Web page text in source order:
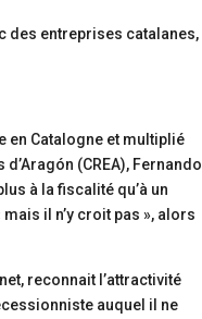
des entreprises catalanes,
en Catalogne et multiplié
(CREA), Fernando
à la fiscalité qu’à un
il n’y croit pas », alors
reconnait l’attractivité
auquel il ne